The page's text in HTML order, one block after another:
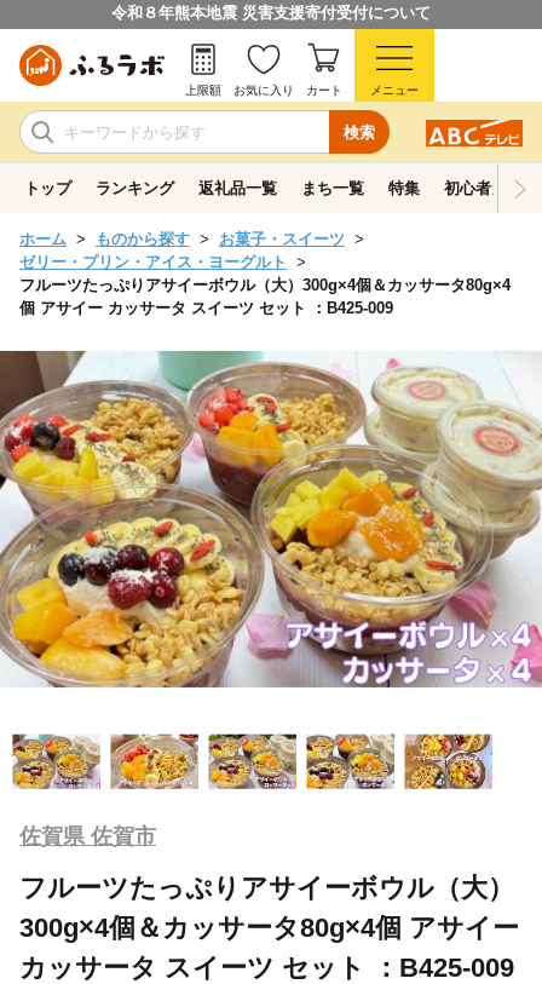
令和８年熊本地震 災害支援寄付受付について
検索
上限額 お気に入り カート メニュー
トップ ランキング 返礼品一覧 まち一覧 特集 初心者ガイド
ホーム ものから探す
お菓子・スイーツ
ゼリー・プリン・アイス・ヨーグルト
フルーツたっぷりアサイーボウル（大）300g×4個＆カッサータ80g×4
個 アサイー カッサータ スイーツ セット ：B425-009
佐賀県 佐賀市
フルーツたっぷりアサイーボウル（大）
300g×4個＆カッサータ80g×4個 アサイー
カッサータ スイーツ セット ：B425-009